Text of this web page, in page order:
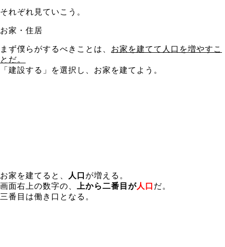
それぞれ見ていこう。
お家・住居
まず僕らがするべきことは、 お家を建てて人口を増やすこ
とだ。
「建設する」を選択し、お家を建てよう。
お家を建てると、 人口 が増える。
画面右上の数字の、
上から二番目が人口 だ。
三番目は働き口となる。